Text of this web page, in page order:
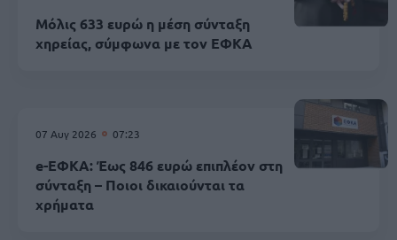
Μόλις 633 ευρώ η μέση σύνταξη
χηρείας, σύμφωνα με τον ΕΦΚΑ
07 Αυγ 2026 07:23
e-ΕΦΚΑ: Έως 846 ευρώ επιπλέον στη
σύνταξη – Ποιοι δικαιούνται τα
χρήματα